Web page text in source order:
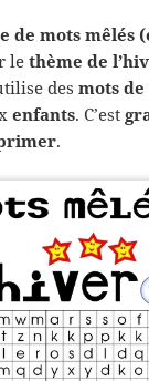
de mots mêlés
lethème de
des mots
enfants. C’est
.